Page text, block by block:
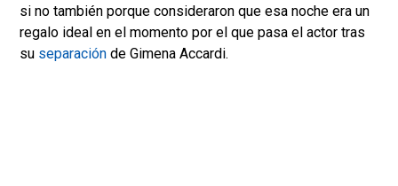
si no también porque consideraron que esa noche era un
regalo ideal en el momento por el que pasa el actor tras
su separación de Gimena Accardi.